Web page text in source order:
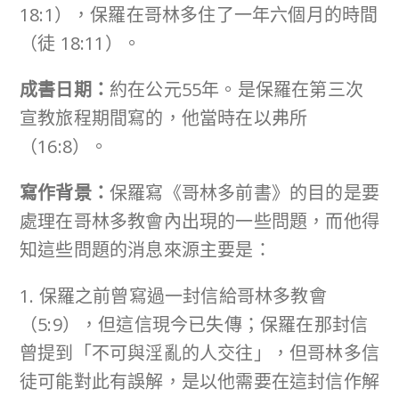
18:1），保羅在哥林多住了一年六個月的時間
（徒 18:11）。
成書日期： 約在公元55年。是保羅在第三次
宣教旅程期間寫的，他當時在以弗所
（16:8）。
寫作背景： 保羅寫《哥林多前書》的目的是要
處理在哥林多教會內出現的一些問題，而他得
知這些問題的消息來源主要是：
1. 保羅之前曾寫過一封信給哥林多教會
（5:9），但這信現今已失傳；保羅在那封信
曾提到「不可與淫亂的人交往」，但哥林多信
徒可能對此有誤解，是以他需要在這封信作解